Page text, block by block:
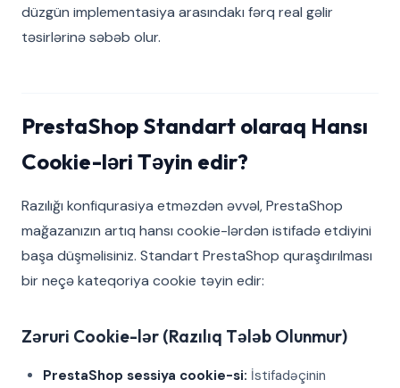
düzgün implementasiya arasındakı fərq real gəlir
təsirlərinə səbəb olur.
PrestaShop Standart olaraq Hansı
Cookie-ləri Təyin edir?
Razılığı konfiqurasiya etməzdən əvvəl, PrestaShop
mağazanızın artıq hansı cookie-lərdən istifadə etdiyini
başa düşməlisiniz. Standart PrestaShop quraşdırılması
bir neçə kateqoriya cookie təyin edir:
Zəruri Cookie-lər (Razılıq Tələb Olunmur)
PrestaShop sessiya cookie-si: İstifadəçinin